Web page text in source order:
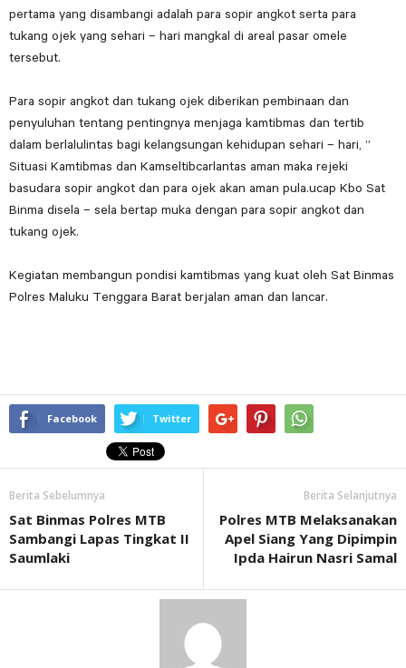
pertama yang disambangi adalah para sopir angkot serta para
tukang ojek yang sehari – hari mangkal di areal pasar omele
tersebut.
Para sopir angkot dan tukang ojek diberikan pembinaan dan
penyuluhan tentang pentingnya menjaga kamtibmas dan tertib
dalam berlalulintas bagi kelangsungan kehidupan sehari – hari, ”
Situasi Kamtibmas dan Kamseltibcarlantas aman maka rejeki
basudara sopir angkot dan para ojek akan aman pula.ucap Kbo Sat
Binma disela – sela bertap muka dengan para sopir angkot dan
tukang ojek.
Kegiatan membangun pondisi kamtibmas yang kuat oleh Sat Binmas
Polres Maluku Tenggara Barat berjalan aman dan lancar.
Facebook Twitter
Berita Sebelumnya
Sat Binmas Polres MTB
Sambangi Lapas Tingkat II
Saumlaki
Berita Selanjutnya
Polres MTB Melaksanakan
Apel Siang Yang Dipimpin
Ipda Hairun Nasri Samal